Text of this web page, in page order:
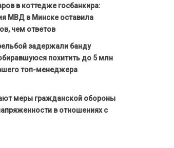
в коттедже госбанкира:
МВД в Минске оставила
чем ответов
задержали банду
похитить до 5 млн
топ-менеджера
меры гражданской обороны
в отношениях с